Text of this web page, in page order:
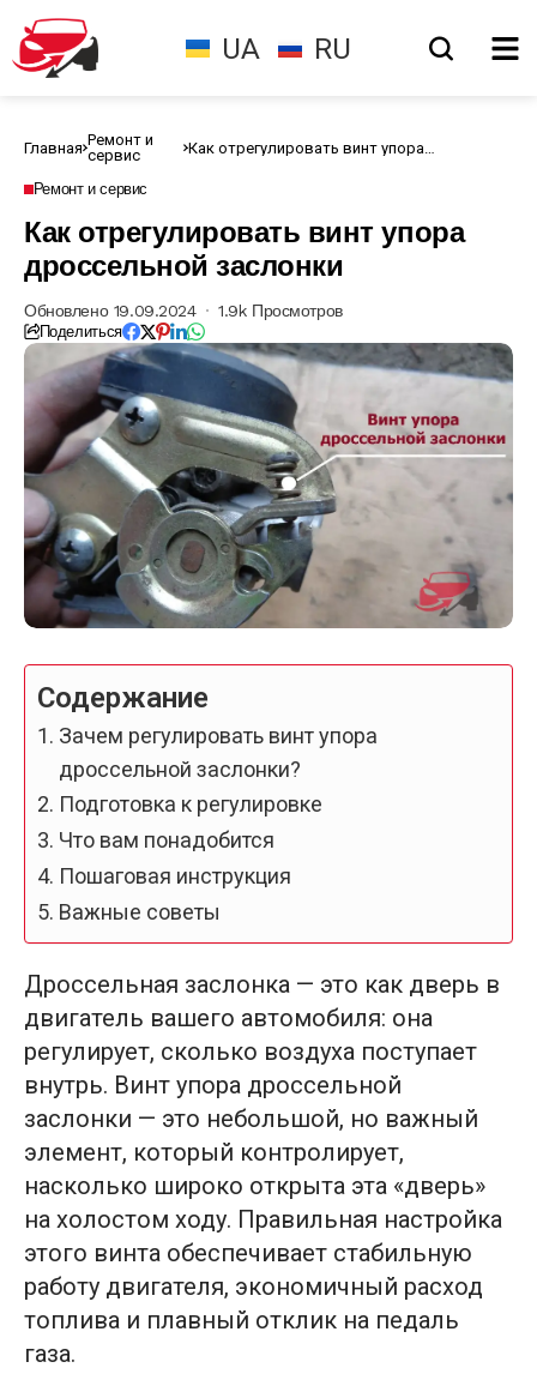
UA RU
Главная Ремонт и
сервис
Как отрегулировать винт упора
Ремонт и сервис
Как отрегулировать винт упора
дроссельной заслонки
Обновлено 19.09.2024 1.9k Просмотров
Поделиться
Содержание
Зачем регулировать винт упора
дроссельной заслонки?
Подготовка к регулировке
Что вам понадобится
Пошаговая инструкция
Важные советы
Дроссельная заслонка — это как дверь в
двигатель вашего автомобиля: она
регулирует, сколько воздуха поступает
внутрь. Винт упора дроссельной
заслонки — это небольшой, но важный
элемент, который контролирует,
насколько широко открыта эта «дверь»
на холостом ходу. Правильная настройка
этого винта обеспечивает стабильную
работу двигателя, экономичный расход
топлива и плавный отклик на педаль
газа.